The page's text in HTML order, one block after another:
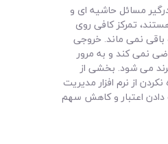
مسائل حاشیه ای و
تمرکز کافی روی
نمی ماند. خروجی
نمی کند و به مرور
می شود. بخشی از
از نرم افزار مدیریت
دادن اعتبار و کاهش سهم